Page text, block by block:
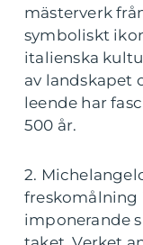
mästerverk
symboliskt
italienska
av landskapet
leende har
500 år.
2.
freskomålning
imponerande